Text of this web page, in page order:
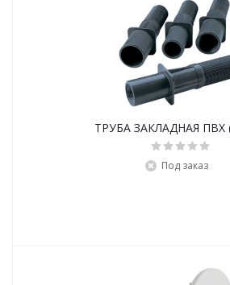
ТРУБА ЗАКЛАДНАЯ ПВХ
Под заказ